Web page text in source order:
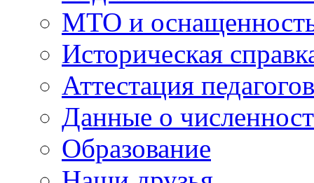
МТО и оснащенность
Историческая
Аттестация педагогов
Данные о
Образование